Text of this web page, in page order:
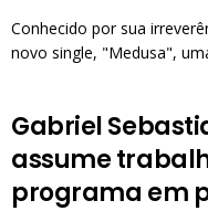
Conhecido por sua
novo single, "Medusa",
Gabriel
assume
programa em